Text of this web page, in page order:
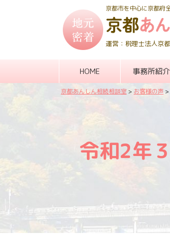
京都市を中心に京都府
運営：税理士法人京
HOME 事務所紹介
京都あんしん相続相談室 > お客様の声 >
令和2年